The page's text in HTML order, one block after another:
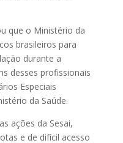
que o Ministério da
brasileiros para
durante a
desses profissionais
Especiais
da Saúde.
ações da Sesai,
e de difícil acesso